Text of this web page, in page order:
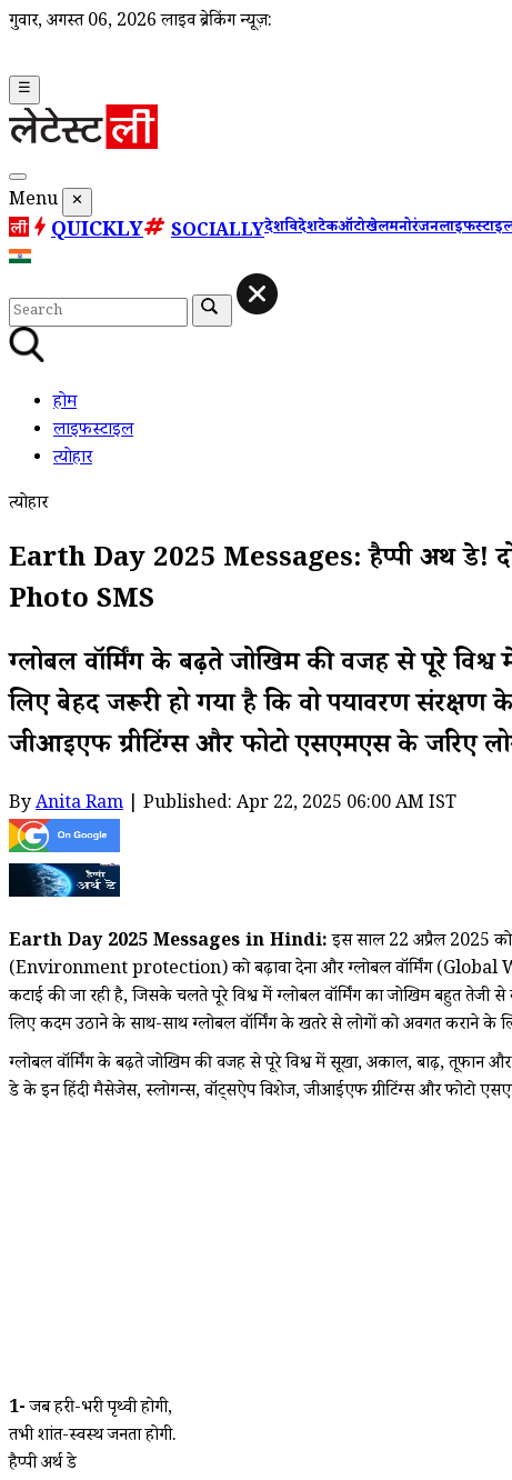
गुरूवार, अगस्त 06, 2026 लाइव ब्रेकिंग न्यूज़:
☰
Menu ✕
QUICKLY SOCIALLYदेशविदेशटेकऑटोखेलमनोरंजन
होम
लाइफस्टाइल
त्योहार
त्योहार
Earth Day 2025 Messages: हैप्पी अर्थ डे!
Photo SMS
ग्लोबल वॉर्मिंग के बढ़ते जोखिम की वजह से पूरे
लिए बेहद जरूरी हो गया है कि वो पर्यावरण
जीआईएफ ग्रीटिंग्स और फोटो एसएमएस के जरिए
ByAnita Ram | Published: Apr 22, 2025 06:00 AM IST
Earth Day 2025 Messages in Hindi:इस साल 22 अप्रैल 2025 को
(Environment protection) को बढ़ावा देना और ग्लोबल वॉर्मिंग (Global
कटाई की जा रही है, जिसके चलते पूरे विश्व में ग्लोबल वॉर्मिंग का जोखिम बहुत तेजी
लिए कदम उठाने के साथ-साथ ग्लोबल वॉर्मिंग के खतरे से लोगों को अवगत कराने के
ग्लोबल वॉर्मिंग के बढ़ते जोखिम की वजह से पूरे विश्व में सूखा, अकाल, बाढ़, तूफान
डे के इन हिंदी मैसेजेस, स्लोगन्स, वॉट्सऐप विशेज, जीआईएफ ग्रीटिंग्स और फोटो
1-जब हरी-भरी पृथ्वी होगी,
तभी शांत-स्वस्थ जनता होगी.
हैप्पी अर्थ डे